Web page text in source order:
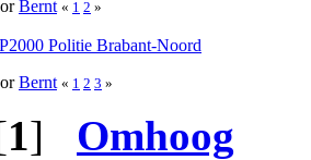
Bernt « 1 2 »
Politie Brabant-Noord
Bernt « 1 2 3 »
1] Omhoog